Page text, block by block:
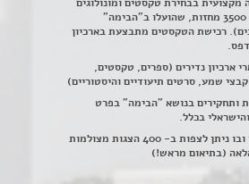
(מתוך למעלה מ – 3500 מחזות, שהועלו ב"הבימה"
רכישת הטקסטים מתבצעת בארכיון
ארכיון נדירים (ספרים, טקסטים,
שמע, סרטים תיעודיים והיסטוריים)
ותחקירים בנושא "הבימה" בפרט
בכלל.
חדר הצפייה מרווח ובו ניתן לצפות ב- 400 הצגות מצולמות
(בתיאום מראש!)